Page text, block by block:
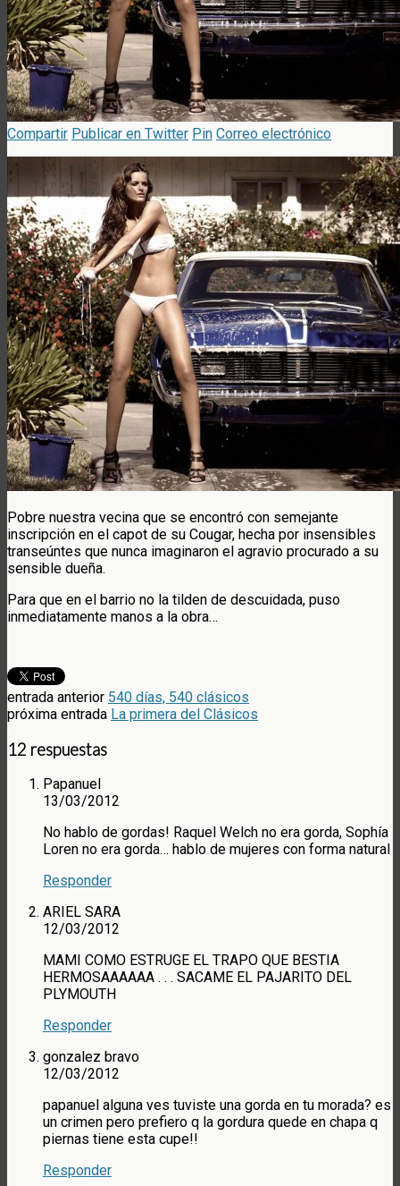
Compartir Publicar en Twitter Pin Correo electrónico
Pobre nuestra vecina que se encontró con semejante
inscripción en el capot de su Cougar, hecha por insensibles
transeúntes que nunca imaginaron el agravio procurado a su
sensible dueña.
Para que en el barrio no la tilden de descuidada, puso
inmediatamente manos a la obra…
entrada anterior 540 días, 540 clásicos
próxima entrada La primera del Clásicos
12 respuestas
Papanuel
13/03/2012
No hablo de gordas! Raquel Welch no era gorda, Sophía
Loren no era gorda… hablo de mujeres con forma natural
Responder
ARIEL SARA
12/03/2012
MAMI COMO ESTRUGE EL TRAPO QUE BESTIA
HERMOSAAAAAA . . . SACAME EL PAJARITO DEL
PLYMOUTH
Responder
gonzalez bravo
12/03/2012
papanuel alguna ves tuviste una gorda en tu morada? es
un crimen pero prefiero q la gordura quede en chapa q
piernas tiene esta cupe!!
Responder